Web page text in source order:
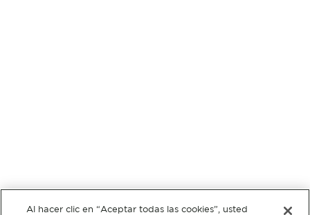
Al hacer clic en “Aceptar todas las cookies”, usted